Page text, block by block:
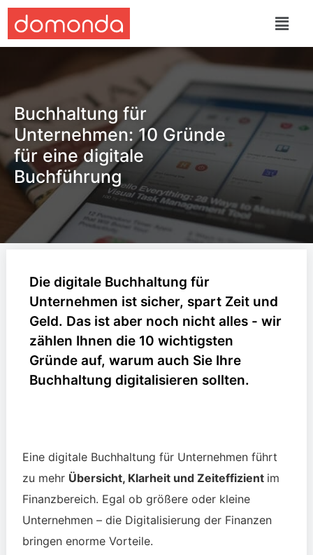
Buchhaltung für
Unternehmen: 10 Gründe
für eine digitale
Buchführung
Die digitale Buchhaltung für
Unternehmen ist sicher, spart Zeit und
Geld. Das ist aber noch nicht alles - wir
zählen Ihnen die 10 wichtigsten
Gründe auf, warum auch Sie Ihre
Buchhaltung digitalisieren sollten.
Eine digitale Buchhaltung für Unternehmen führt
zu mehr Übersicht, Klarheit und Zeiteffizient im
Finanzbereich. Egal ob größere oder kleine
Unternehmen – die Digitalisierung der Finanzen
bringen enorme Vorteile.